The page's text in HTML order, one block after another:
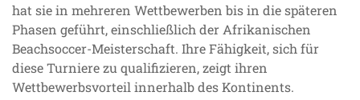
hat sie in mehreren Wettbewerben bis in die späteren
Phasen geführt, einschließlich der Afrikanischen
Beachsoccer-Meisterschaft. Ihre Fähigkeit, sich für
diese Turniere zu qualifizieren, zeigt ihren
Wettbewerbsvorteil innerhalb des Kontinents.